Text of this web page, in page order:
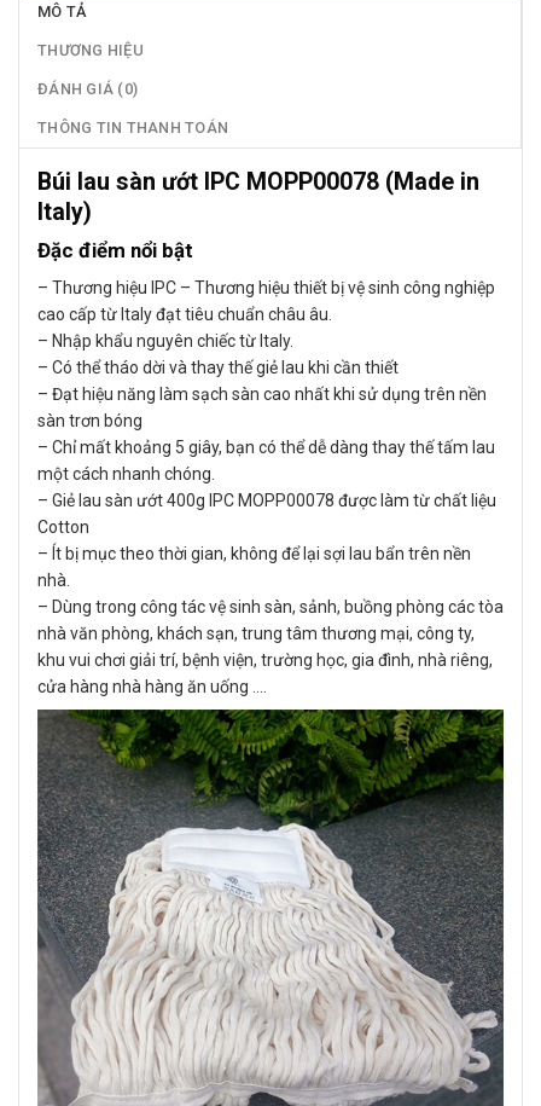
MÔ TẢ
THƯƠNG HIỆU
ĐÁNH GIÁ (0)
THÔNG TIN THANH TOÁN
Búi lau sàn ướt IPC MOPP00078 (Made in
Italy)
Đặc điểm nổi bật
– Thương hiệu IPC – Thương hiệu thiết bị vệ sinh công nghiệp
cao cấp từ Italy đạt tiêu chuẩn châu âu.
– Nhập khẩu nguyên chiếc từ Italy.
– Có thể tháo dời và thay thế giẻ lau khi cần thiết
– Đạt hiệu năng làm sạch sàn cao nhất khi sử dụng trên nền
sàn trơn bóng
– Chỉ mất khoảng 5 giây, bạn có thể dễ dàng thay thế tấm lau
một cách nhanh chóng.
– Giẻ lau sàn ướt 400g IPC MOPP00078 được làm từ chất liệu
Cotton
– Ít bị mục theo thời gian, không để lại sợi lau bẩn trên nền
nhà.
– Dùng trong công tác vệ sinh sàn, sảnh, buồng phòng các tòa
nhà văn phòng, khách sạn, trung tâm thương mại, công ty,
khu vui chơi giải trí, bệnh viện, trường học, gia đình, nhà riêng,
cửa hàng nhà hàng ăn uống ….